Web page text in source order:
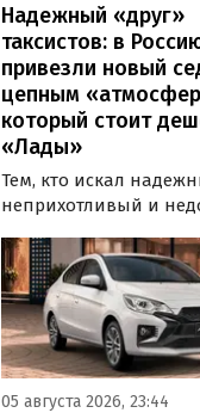
Надежный «друг»
таксистов: в
привезли новый
цепным
который стоит
«Лады»
Тем, кто искал
неприхотливый и
может подойти
азиатских таксистов
Mitsubishi Attrage. В
он стоит от 1 380 000
текущему курсу, а
Екатеринбурга просит
600 000 рублей, узнали
05 августа 2026, 23:44